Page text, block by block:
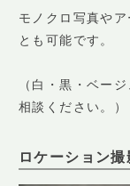
モノクロ写真や
とも可能です。
（白・黒・ベー
相談ください。）
ロケーション撮